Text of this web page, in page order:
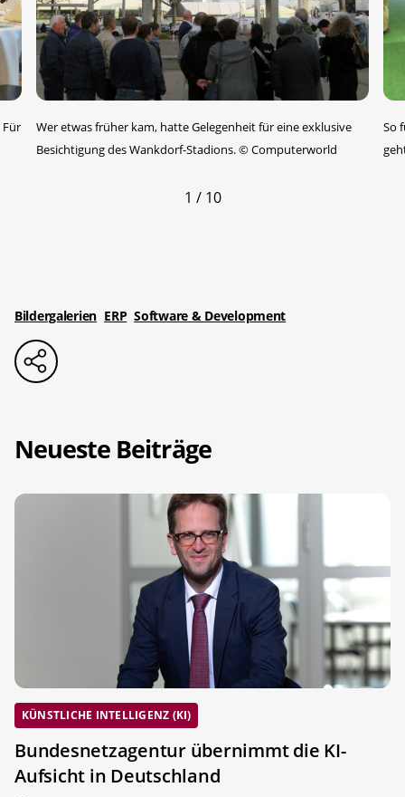
Für
Wer etwas früher kam, hatte Gelegenheit für eine exklusive
Besichtigung des Wankdorf-Stadions.©Computerworld
So
1 / 10
Bildergalerien ERP Software & Development
Neueste Beiträge
KÜNSTLICHE INTELLIGENZ (KI)
Bundesnetzagentur übernimmt die KI-
Aufsicht in Deutschland